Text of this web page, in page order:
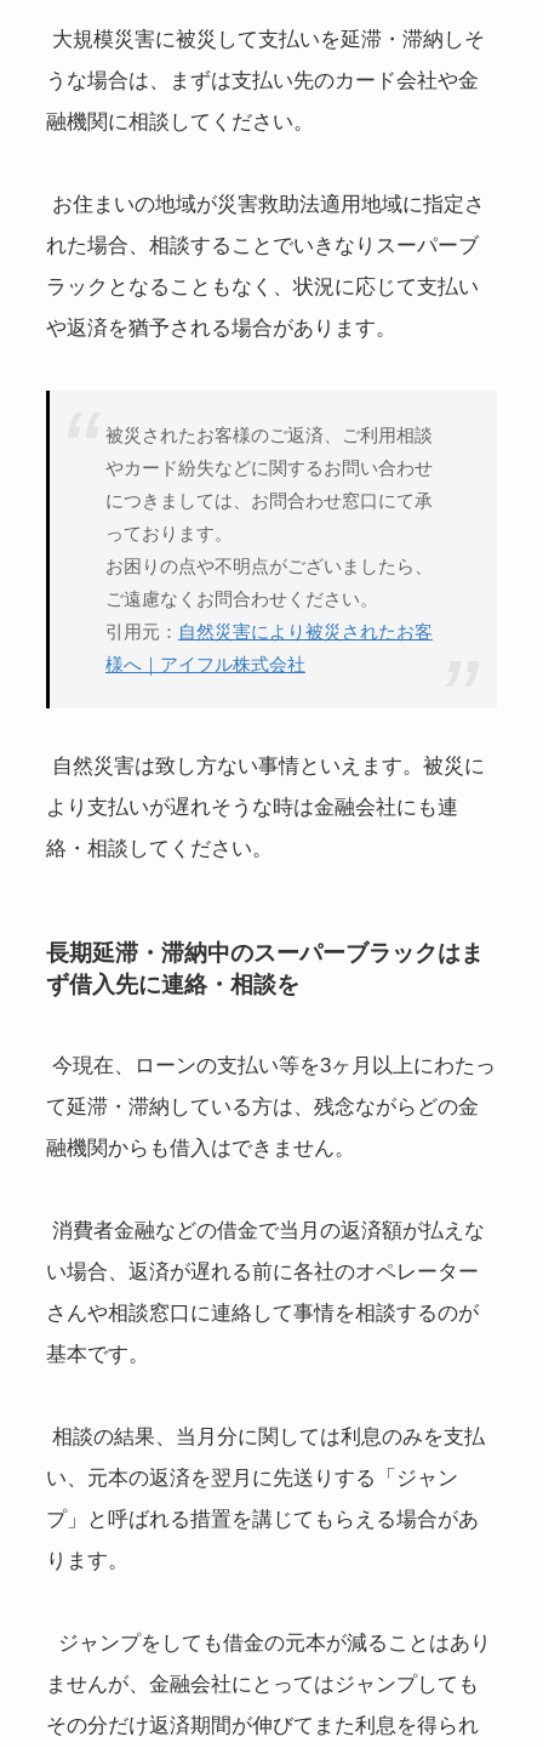
大規模災害に被災して支払いを延滞・滞納しそ
うな場合は、まずは支払い先のカード会社や金
融機関に相談してください。
お住まいの地域が災害救助法適用地域に指定さ
れた場合、相談することでいきなりスーパーブ
ラックとなることもなく、状況に応じて支払い
や返済を猶予される場合があります。
被災されたお客様のご返済、ご利用相談
やカード紛失などに関するお問い合わせ
につきましては、お問合わせ窓口にて承
っております。
お困りの点や不明点がございましたら、
ご遠慮なくお問合わせください。
引用元： 自然災害により被災されたお客
様へ｜アイフル株式会社
自然災害は致し方ない事情といえます。被災に
より支払いが遅れそうな時は金融会社にも連
絡・相談してください。
長期延滞・滞納中のスーパーブラックはま
ず借入先に連絡・相談を
今現在、ローンの支払い等を3ヶ月以上にわたっ
て延滞・滞納している方は、残念ながらどの金
融機関からも借入はできません。
消費者金融などの借金で当月の返済額が払えな
い場合、返済が遅れる前に各社のオペレーター
さんや相談窓口に連絡して事情を相談するのが
基本です。
相談の結果、当月分に関しては利息のみを支払
い、元本の返済を翌月に先送りする「ジャン
プ」と呼ばれる措置を講じてもらえる場合があ
ります。
ジャンプをしても借金の元本が減ることはあり
ませんが、金融会社にとってはジャンプしても
その分だけ返済期間が伸びてまた利息を得られ